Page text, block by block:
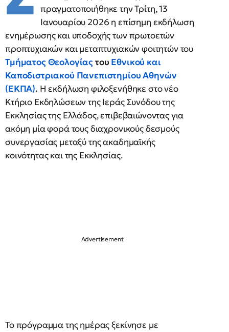
πραγματοποιήθηκε την Τρίτη, 13
Ιανουαρίου 2026 η επίσημη εκδήλωση
ενημέρωσης και υποδοχής των πρωτοετών
προπτυχιακών και μεταπτυχιακών φοιτητών του
Τμήματος Θεολογίαςτου Εθνικού και
Καποδιστριακού Πανεπιστημίου Αθηνών
(ΕΚΠΑ). Η εκδήλωση φιλοξενήθηκε στο νέο
Κτήριο Εκδηλώσεων της Ιεράς Συνόδου της
Εκκλησίας της Ελλάδος, επιβεβαιώνοντας για
ακόμη μία φορά τους διαχρονικούς δεσμούς
συνεργασίας μεταξύ της ακαδημαϊκής
κοινότητας και της Εκκλησίας.
Το πρόγραμμα της ημέρας ξεκίνησε με